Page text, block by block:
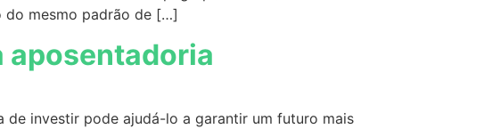
do mesmo padrão de […]
aposentadoria
de investir pode ajudá-lo a garantir um futuro mais